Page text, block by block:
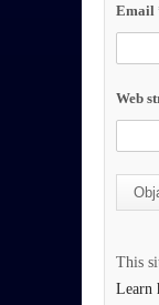
Email
Web
This
Learn